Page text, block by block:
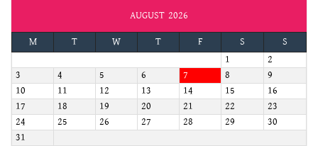
AUGUST 2026
M
T W T F S
S
1
2
3
4 5 6 7 8
9
10
11 12 13 14 15
16
17
18 19 20 21 22
23
24
25 26 27 28 29
30
31